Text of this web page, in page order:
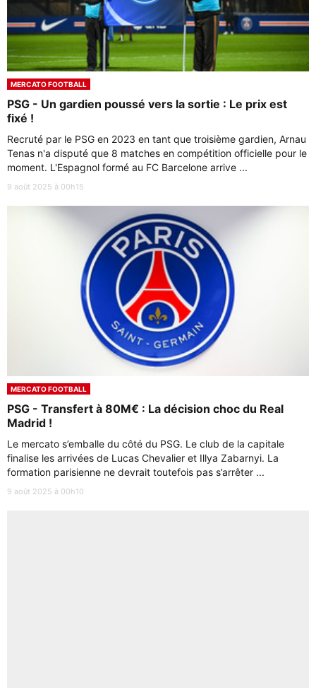
MERCATO FOOTBALL
PSG - Un gardien poussé vers la sortie : Le prix est
fixé !
Recruté par le PSG en 2023 en tant que troisième gardien, Arnau
Tenas n'a disputé que 8 matches en compétition officielle pour le
moment. L'Espagnol formé au FC Barcelone arrive ...
9 août 2025 à 00h15
MERCATO FOOTBALL
PSG - Transfert à 80M€ : La décision choc du Real
Madrid !
Le mercato s’emballe du côté du PSG. Le club de la capitale
finalise les arrivées de Lucas Chevalier et Illya Zabarnyi. La
formation parisienne ne devrait toutefois pas s’arrêter ...
9 août 2025 à 00h10